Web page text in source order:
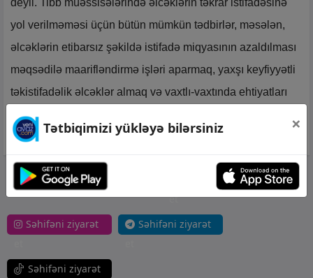
yol verilməməsi üçün bütün mümkün tədbirlər, məsələn,
əlcəklərin etibarsız şəkildə istifadə miqyasının azaldılması
məqsədilə maarifləndirmə işləri aparmaq, yaxşı keyfiyyətli
təkistifadəlik əlcəklər almaq və vaxtlı-vaxtında ehtiyatları
doldurmaq kimi tədbirlər görülməlidir.
Səhifəni ziyarət
et
Səhifəni ziyarət
Səhifəni ziyarət
Səhifəni ziyarət
Tətbiqimizi yükləyə bilərsiniz ×